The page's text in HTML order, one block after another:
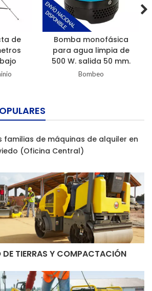
de
Bomba monofásica
para agua limpia de
500 W. salida 50 mm.
Bombeo
familias de máquinas de alquiler en
(Oficina Central)
TIERRAS Y COMPACTACIÓN